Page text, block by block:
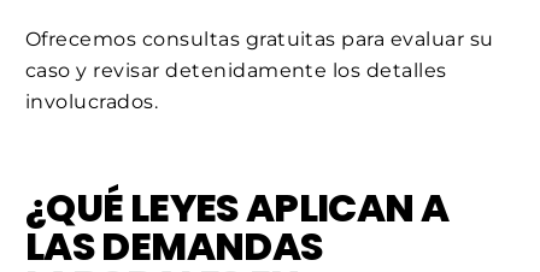
Ofrecemos consultas gratuitas para evaluar su
caso y revisar detenidamente los detalles
involucrados.
¿QUÉ LEYES APLICAN A
LAS DEMANDAS